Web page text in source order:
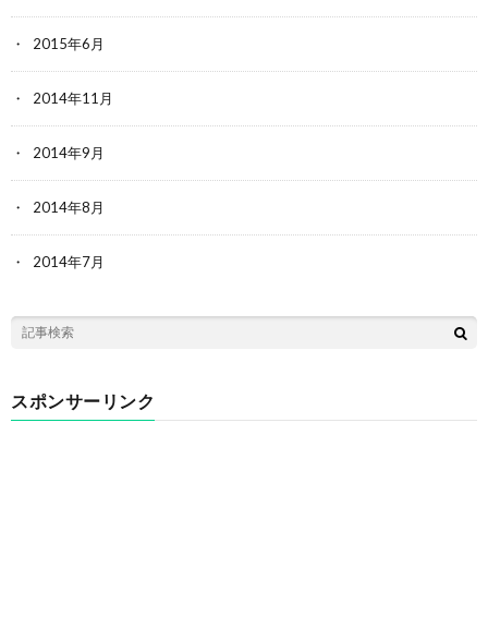
2015年6月
2014年11月
2014年9月
2014年8月
2014年7月
スポンサーリンク